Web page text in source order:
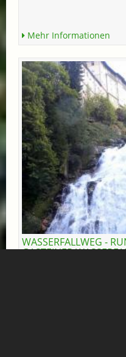
Mehr Informationen
WASSERFALLWEG -
GASTEINER